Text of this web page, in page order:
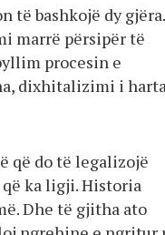
të bashkojë dy
marrë përsipër të
procesin e
dixhitalizimi i
që do të legalizojë
ka ligji. Historia
Dhe të gjitha ato